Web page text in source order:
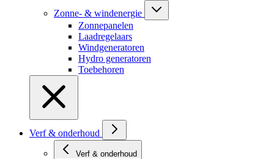
Zonne- & windenergie
Zonnepanelen
Laadregelaars
Windgeneratoren
Hydro generatoren
Toebehoren
Verf & onderhoud
Verf & onderhoud